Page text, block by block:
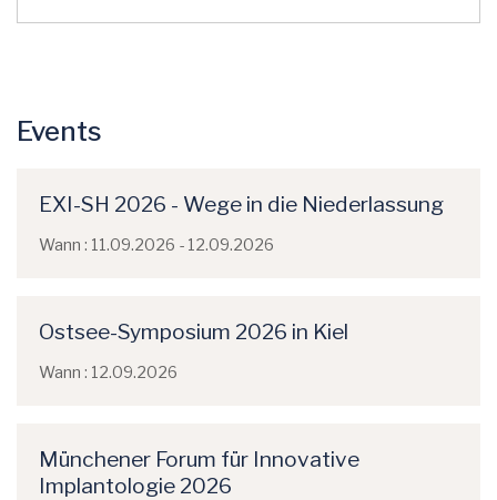
Events
EXI-SH 2026 - Wege in die Niederlassung
Wann : 11.09.2026 - 12.09.2026
Ostsee-Symposium 2026 in Kiel
Wann : 12.09.2026
Münchener Forum für Innovative
Implantologie 2026